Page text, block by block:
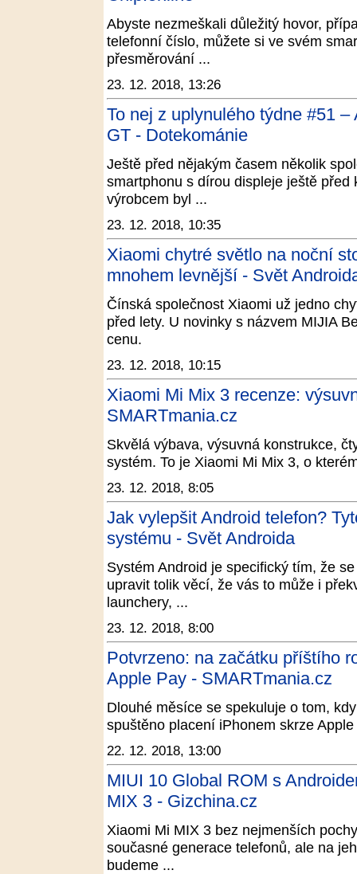
Abyste nezmeškali důležitý hovor,
telefonní číslo, můžete si ve svém
přesměrování ...
23. 12. 2018, 13:26
To nej z uplynulého týdne #51
GT - Dotekománie
Ještě před nějakým časem několik
smartphonu s dírou displeje ještě
výrobcem byl ...
23. 12. 2018, 10:35
Xiaomi chytré světlo na noční
mnohem levnější - Svět
Čínská společnost Xiaomi už jedno
před lety. U novinky s názvem MIJIA
cenu.
23. 12. 2018, 10:15
Xiaomi Mi Mix 3 recenze:
SMARTmania.cz
Skvělá výbava, výsuvná konstrukce,
systém. To je Xiaomi Mi Mix 3, o
23. 12. 2018, 8:05
Jak vylepšit Android telefon?
systému - Svět Androida
Systém Android je specifický tím, že
upravit tolik věcí, že vás to může i
launchery, ...
23. 12. 2018, 8:00
Potvrzeno: na začátku příštího
Apple Pay - SMARTmania.cz
Dlouhé měsíce se spekuluje o tom,
spuštěno placení iPhonem skrze
22. 12. 2018, 13:00
MIUI 10 Global ROM s
MIX 3 - Gizchina.cz
Xiaomi Mi MIX 3 bez nejmenších
současné generace telefonů, ale na
budeme ...